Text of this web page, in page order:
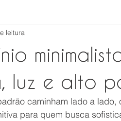
luz e alto
leitura
caminham lado a lado,
para quem busca